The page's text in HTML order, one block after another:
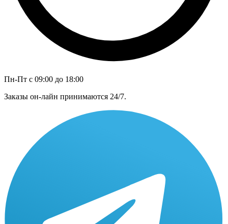
Пн-Пт с 09:00 до 18:00
Заказы он-лайн принимаются 24/7.